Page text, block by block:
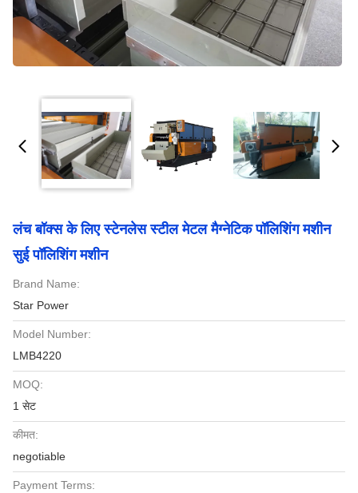
लंच बॉक्स के लिए स्टेनलेस स्टील मेटल मैग्नेटिक पॉलिशिंग मशीन
सुई पॉलिशिंग मशीन
Brand Name:
Star Power
Model Number:
LMB4220
MOQ:
1 सेट
कीमत:
negotiable
Payment Terms: